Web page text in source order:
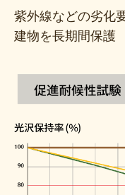
紫外線などの劣化
建物を長期間保護